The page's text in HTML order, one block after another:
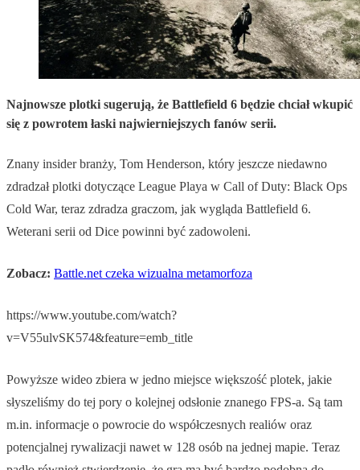
Najnowsze plotki sugerują, że Battlefield 6 będzie chciał wkupić
się z powrotem łaski najwierniejszych fanów serii.
Znany insider branży, Tom Henderson, który jeszcze niedawno
zdradzał plotki dotyczące League Playa w Call of Duty: Black Ops
Cold War, teraz zdradza graczom, jak wygląda Battlefield 6.
Weterani serii od Dice powinni być zadowoleni.
Zobacz: Battle.net czeka wizualna metamorfoza
https://www.youtube.com/watch?
v=V55ulvSK574&feature=emb_title
Powyższe wideo zbiera w jedno miejsce większość plotek, jakie
słyszeliśmy do tej pory o kolejnej odsłonie znanego FPS-a. Są tam
m.in. informacje o powrocie do współczesnych realiów oraz
potencjalnej rywalizacji nawet w 128 osób na jednej mapie. Teraz